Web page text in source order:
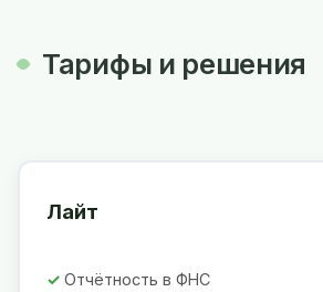
Тарифы и решения
Лайт
Отчётность в ФНС